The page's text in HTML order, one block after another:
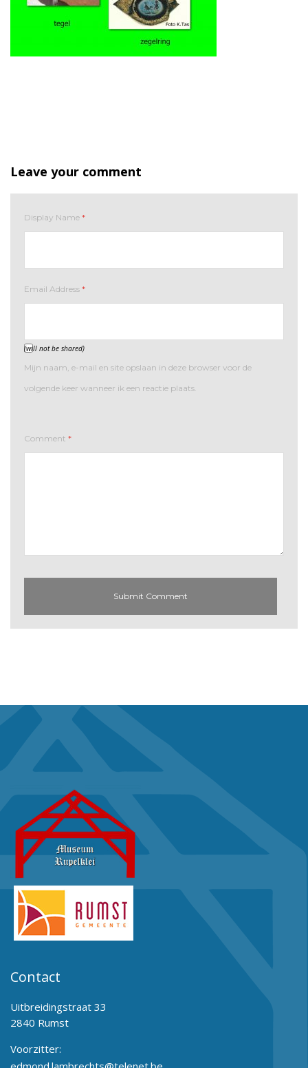
Leave your comment
Display Name *
Email Address *
(will not be shared)
Mijn naam, e-mail en site opslaan in deze browser voor de
volgende keer wanneer ik een reactie plaats.
Comment *
Contact
Uitbreidingstraat 33
2840 Rumst
Voorzitter: